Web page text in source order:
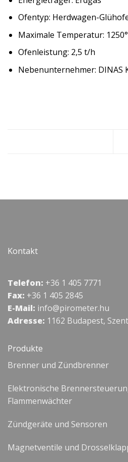
Ofentyp: Herdwagen-
Maximale Temperatur:
Ofenleistung: 2,5 t/h
Nebenunternehmer: DINAS
Kontakt
Telefon: +36 1 405 7771
Fax: +36 1 405 2845
E-Mail: info@pirometer.hu
Adresse: 1162 Budapest,
Produkte
Brenner und Zündbrenner
Elektronische
Flammenwächter
Zündgeräte und Sensoren
Magnetventile und